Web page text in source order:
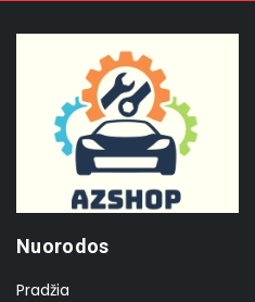
Nuorodos
Pradžia